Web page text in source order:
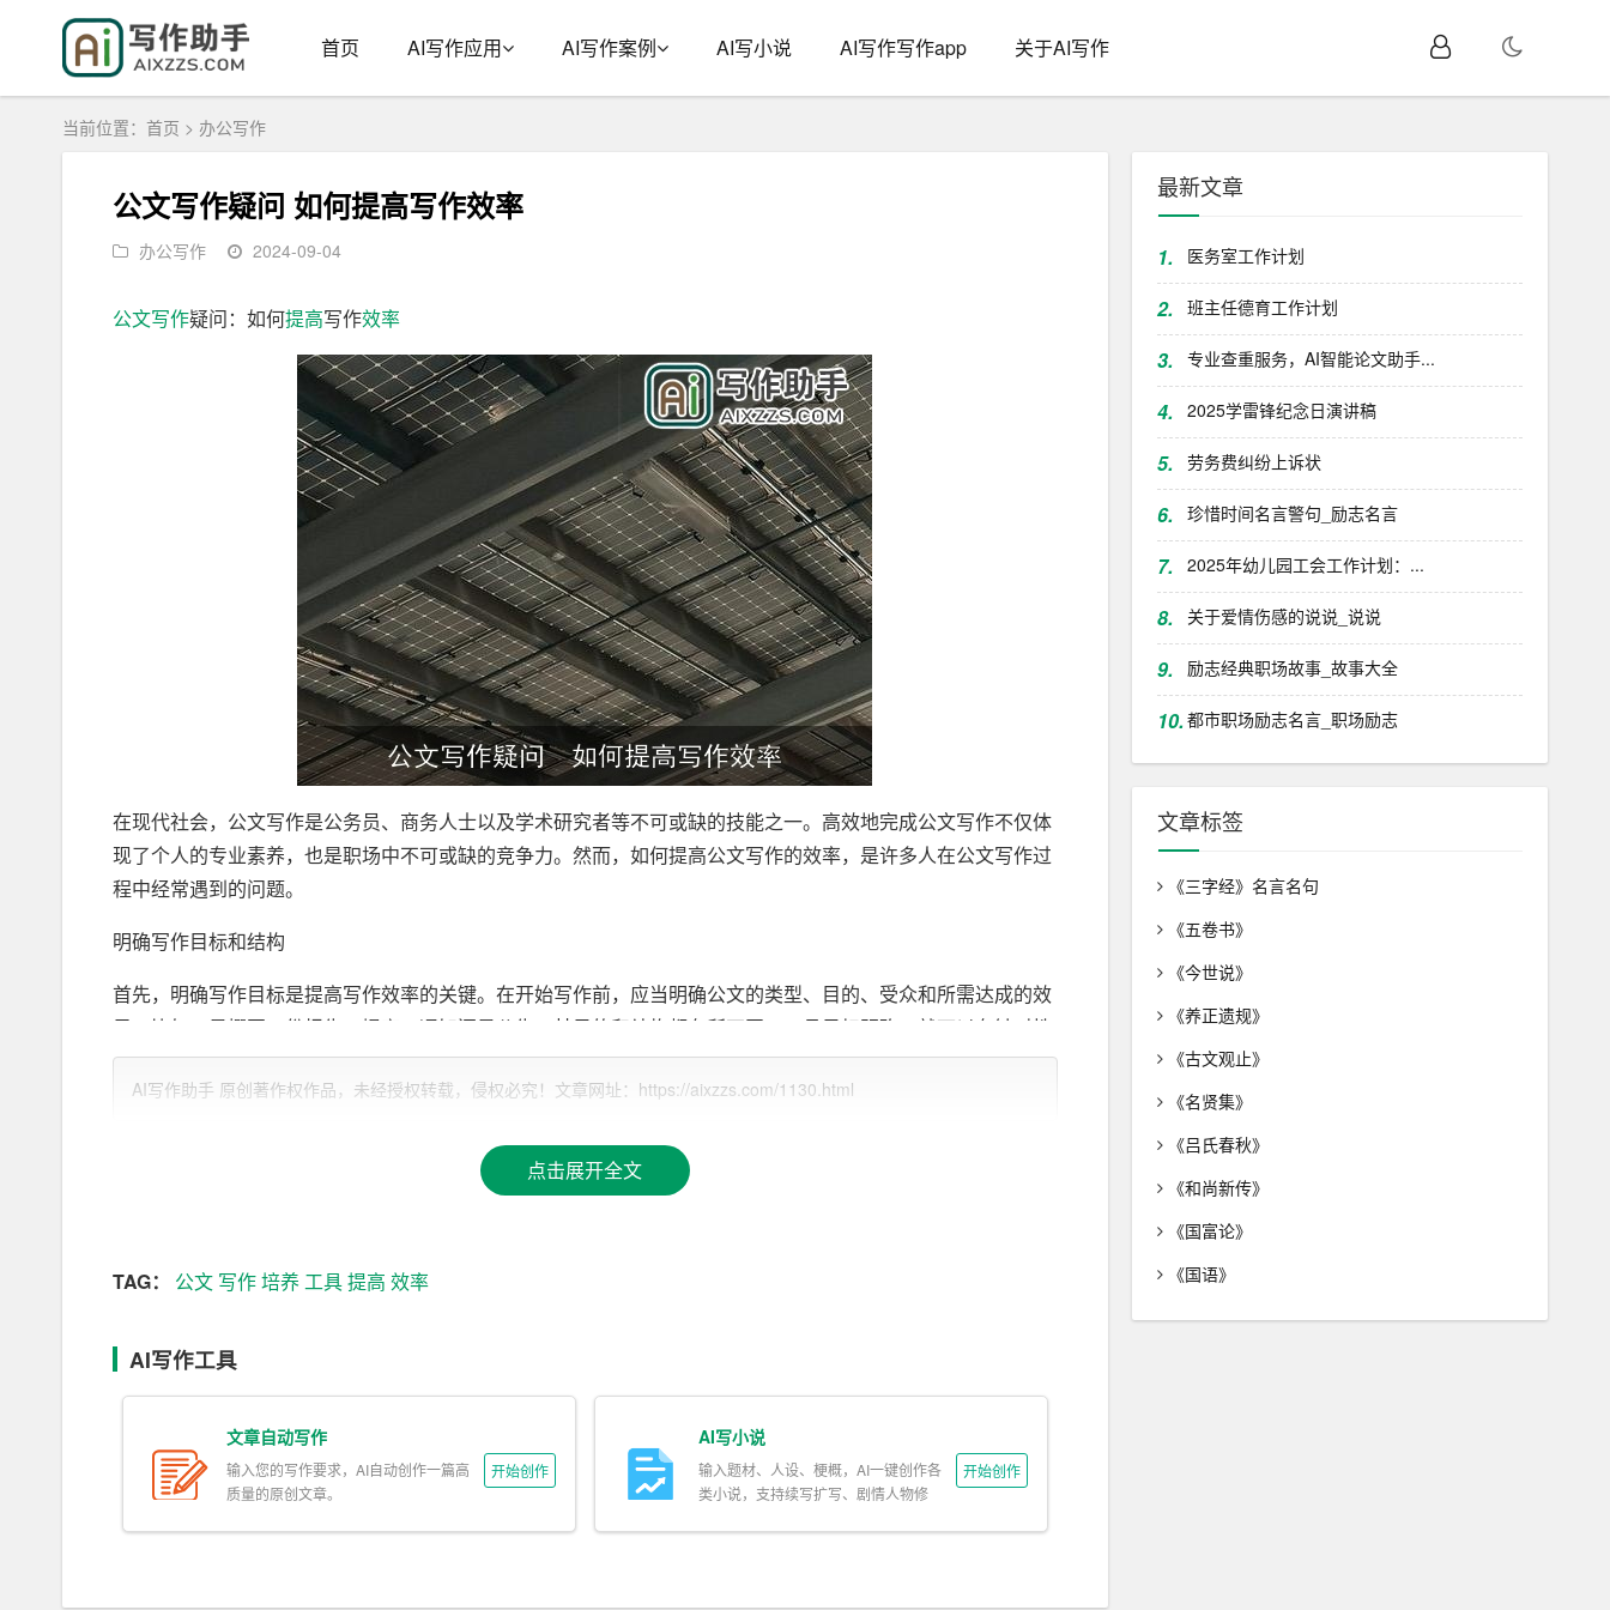
首页 AI写作应用 AI写作案例 AI写小说 AI写作写作app 关于AI写作
当前位置： 首页 > 办公写作
公文写作疑问 如何提高写作效率
办公写作 2024-09-04
公文写作疑问：如何提高写作效率
在现代社会，公文写作是公务员、商务人士以及学术研究者等不可或缺的技能之一。高效地完成公文写作不仅体
现了个人的专业素养，也是职场中不可或缺的竞争力。然而，如何提高公文写作的效率，是许多人在公文写作过
程中经常遇到的问题。
明确写作目标和结构
首先，明确写作目标是提高写作效率的关键。在开始写作前，应当明确公文的类型、目的、受众和所需达成的效
果。比如，是撰写一份报告、提案、通知还是公告，其目的和结构都有所不同。一旦目标明确，就可以有针对性
地收集材料，组织内容，而不是盲目地大海捞针，这样可以极大地提高写作的效率。
其次，充分的准备和素材积累是提高公文写作效率的基础。平时应当注重对各类公文范本、常用词汇和表达方式
的学习与积累。建立自己的公文素材库，比如政策法规、行业术语、经典案例等，这样在实际写作时可以迅速地
合理安排写作步骤
1. 提纲制作：先制作一份详细的写作提纲，梳理好每个部分的主要内容，确定好逻辑框架。
2. 初稿撰写：根据提纲，快速地完成初稿的撰写。此阶段不必过分纠结于措辞和细节，重要的是把整体框架和主
要观点表达出来。
3. 逐一完善：初稿完成后，逐一细化和修改每个部分，补充论据，润色语言。
AI写作助手 原创著作权作品，未经授权转载，侵权必究！文章网址：https://aixzzs.com/1130.html
点击展开全文
TAG： 公文 写作培养工具提高 效率
AI写作工具
文章自动写作
输入您的写作要求，AI自动创作一篇高
质量的原创文章。
开始创作
AI写小说
输入题材、人设、梗概，AI一键创作各
类小说，支持续写扩写、剧情人物修
开始创作
最新文章
1. 医务室工作计划
2. 班主任德育工作计划
3. 专业查重服务，AI智能论文助手...
4. 2025学雷锋纪念日演讲稿
5. 劳务费纠纷上诉状
6. 珍惜时间名言警句_励志名言
7. 2025年幼儿园工会工作计划：...
8. 关于爱情伤感的说说_说说
9. 励志经典职场故事_故事大全
10.都市职场励志名言_职场励志
文章标签
《三字经》名言名句
《五卷书》
《今世说》
《养正遗规》
《古文观止》
《名贤集》
《吕氏春秋》
《和尚新传》
《国富论》
《国语》